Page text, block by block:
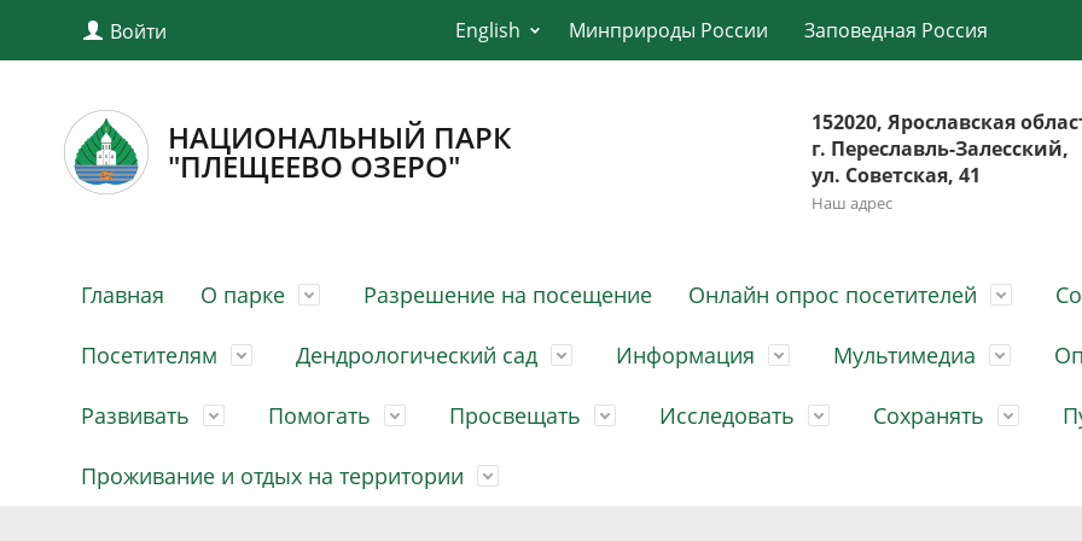
Войти English Минприроды России Заповедная Россия
НАЦИОНАЛЬНЫЙ ПАРК
"ПЛЕЩЕЕВО ОЗЕРО"
152020, Ярославская
г. Переславль-Залесский,
ул. Советская, 41
Наш адрес
Главная О парке Разрешение на посещение Онлайн опрос посетителей
Посетителям Дендрологический сад Информация Мультимедиа
Развивать Помогать Просвещать Исследовать Сохранять
Проживание и отдых на территории